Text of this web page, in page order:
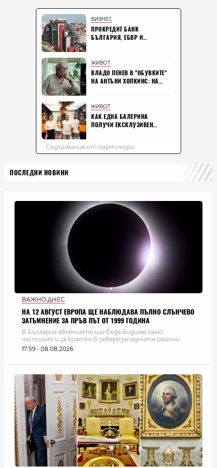
ПОСЛЕДНИ НОВИНИ
ВАЖНО ДНЕС
НА 12 АВГУСТ ЕВРОПА ЩЕ НАБЛЮДАВА ПЪЛНО СЛЪНЧЕВО
ЗАТЪМНЕНИЕ ЗА ПРЪВ ПЪТ ОТ 1999 ГОДИНА
В България явлението ще бъде видимо само
частично и за кратко в северозападните райони
17:59 - 08.08.2026